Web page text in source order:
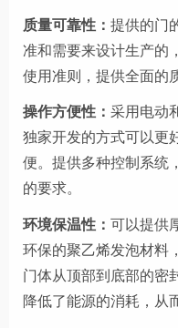
质量可靠性： 提供的门
准和需要来设计生产的
使用准则，提供全面的
操作方便性： 采用电动
独家开发的方式可以更
便。提供多种控制系统
的要求。
环境保温性： 可以提供
环保的聚乙烯发泡材料
门体从顶部到底部的密
降低了能源的消耗，从